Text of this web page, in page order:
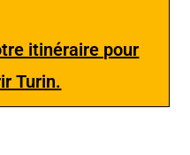
itinéraire pour
Turin.